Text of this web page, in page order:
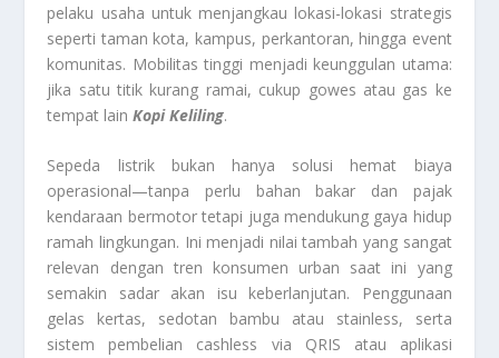
pelaku usaha untuk menjangkau lokasi-lokasi strategis
seperti taman kota, kampus, perkantoran, hingga event
komunitas. Mobilitas tinggi menjadi keunggulan utama:
jika satu titik kurang ramai, cukup gowes atau gas ke
tempat lain Kopi Keliling.
Sepeda listrik bukan hanya solusi hemat biaya
operasional—tanpa perlu bahan bakar dan pajak
kendaraan bermotor tetapi juga mendukung gaya hidup
ramah lingkungan. Ini menjadi nilai tambah yang sangat
relevan dengan tren konsumen urban saat ini yang
semakin sadar akan isu keberlanjutan. Penggunaan
gelas kertas, sedotan bambu atau stainless, serta
sistem pembelian cashless via QRIS atau aplikasi